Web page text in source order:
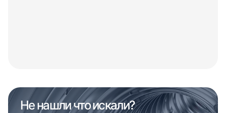
Не нашли что искали?